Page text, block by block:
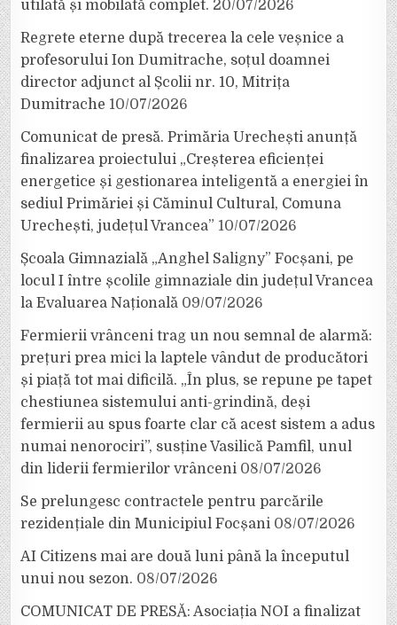
utilată și mobilată complet. 20/07/2026
Regrete eterne după trecerea la cele veșnice a
profesorului Ion Dumitrache, soțul doamnei
director adjunct al Școlii nr. 10, Mitrița
Dumitrache 10/07/2026
Comunicat de presă. Primăria Urechești anunță
finalizarea proiectului „Creșterea eficienței
energetice și gestionarea inteligentă a energiei în
sediul Primăriei și Căminul Cultural, Comuna
Urechești, județul Vrancea” 10/07/2026
Școala Gimnazială „Anghel Saligny” Focșani, pe
locul I între școlile gimnaziale din județul Vrancea
la Evaluarea Națională 09/07/2026
Fermierii vrânceni trag un nou semnal de alarmă:
prețuri prea mici la laptele vândut de producători
și piață tot mai dificilă. „În plus, se repune pe tapet
chestiunea sistemului anti-grindină, deși
fermierii au spus foarte clar că acest sistem a adus
numai nenorociri”, susține Vasilică Pamfil, unul
din liderii fermierilor vrânceni 08/07/2026
Se prelungesc contractele pentru parcările
rezidențiale din Municipiul Focșani 08/07/2026
AI Citizens mai are două luni până la începutul
unui nou sezon. 08/07/2026
COMUNICAT DE PRESĂ: Asociația NOI a finalizat